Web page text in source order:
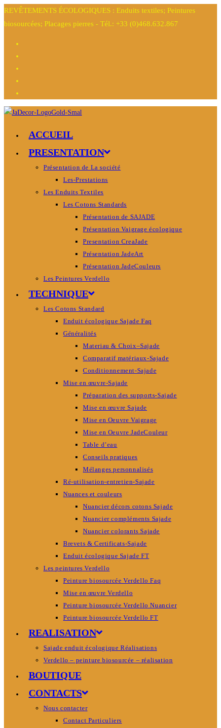
REVÊTEMENTS ÉCOLOGIQUES : Enduits textiles; Peintures
biosourcées; Placages pierres - Tél.: +33 (0)468.632.867
ACCUEIL
PRESENTATION
Présentation de La société
Les-Prestations
Les Enduits Textiles
Les Cotons Standards
Présentation de SAJADE
Présentation Vaigrage écologique
Presentation CreaJade
Présentation JadeArt
Présentation JadeCouleurs
Les Peintures Verdello
TECHNIQUE
Les Cotons Standard
Enduit écologique Sajade Faq
Généralités
Materiau & Choix–Sajade
Comparatif matériaux-Sajade
Conditionnement-Sajade
Mise en œuvre-Sajade
Préparation des supports-Sajade
Mise en œuvre Sajade
Mise en Oeuvre Vaigrage
Mise en Oeuvre JadeCouleur
Table d’eau
Conseils pratiques
Mélanges personnalisés
Ré-utilisation-entretien-Sajade
Nuances et couleurs
Nuancier décors cotons Sajade
Nuancier compléments Sajade
Nuancier colorants Sajade
Brevets & Certificats-Sajade
Enduit écologique Sajade FT
Les peintures Verdello
Peinture biosourcée Verdello Faq
Mise en œuvre Verdello
Peinture biosourcée Verdello Nuancier
Peinture biosourcée Verdello FT
REALISATION
Sajade enduit écologique Réalisations
Verdello – peinture biosourcée – réalisation
BOUTIQUE
CONTACTS
Nous contacter
Contact Particuliers